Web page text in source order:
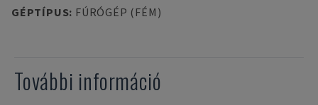
GÉPTÍPUS: FÚRÓGÉP (FÉM)
További információ